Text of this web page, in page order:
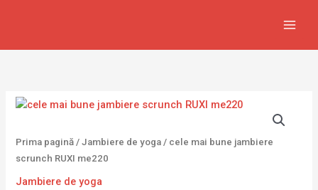
Prima pagină /Jambiere de yoga / cele mai bune jambiere
scrunch RUXI me220
Jambiere de yoga